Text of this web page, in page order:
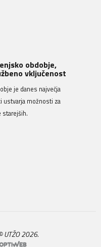
obdobje,
vključenost
je danes največja
ustvarja možnosti za
starejših.
UTŽO 2026.